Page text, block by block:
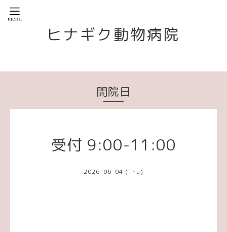
ヒナギク動物病院
開院日
受付 9:00-11:00
2026-06-04 (Thu)